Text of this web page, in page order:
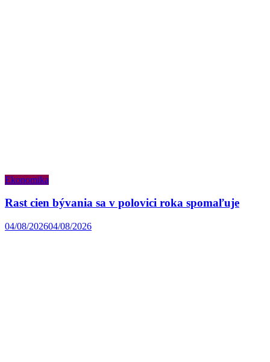
Ekonomika
Rast cien bývania sa v polovici roka spomaľuje
04/08/202604/08/2026